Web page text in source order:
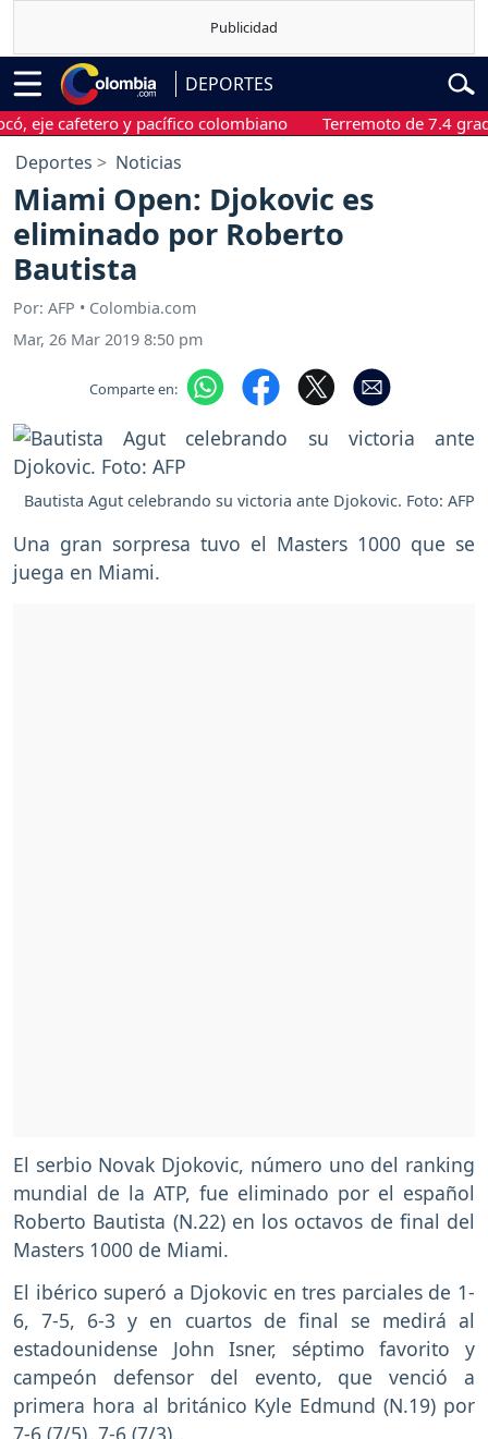
DEPORTES
cafetero y pacífico colombiano Terremoto de 7.4 grados
Deportes Noticias
Miami Open: Djokovic es
eliminado por Roberto
Bautista
Por: AFP • Colombia.com
Mar, 26 Mar 2019 8:50 pm
Comparte en:
Bautista Agut celebrando su victoria ante Djokovic. Foto: AFP
Una gran sorpresa tuvo el Masters 1000 que se
juega en Miami.
El serbio Novak Djokovic, número uno del ranking
mundial de la ATP, fue eliminado por el español
Roberto Bautista (N.22) en los octavos de final del
Masters 1000 de Miami.
El ibérico superó a Djokovic en tres parciales de 1-
6, 7-5, 6-3 y en cuartos de final se medirá al
estadounidense John Isner, séptimo favorito y
campeón defensor del evento, que venció a
primera hora al británico Kyle Edmund (N.19) por